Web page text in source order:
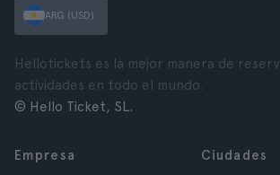
ARG (USD)
Hellotickets es la mejor manera de
actividades en todo el mundo.
© Hello Ticket, SL.
Empresa
Ciudades